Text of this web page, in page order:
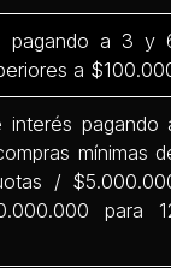
pagando a 3 y
a
interés pagando
mínimas
/
para